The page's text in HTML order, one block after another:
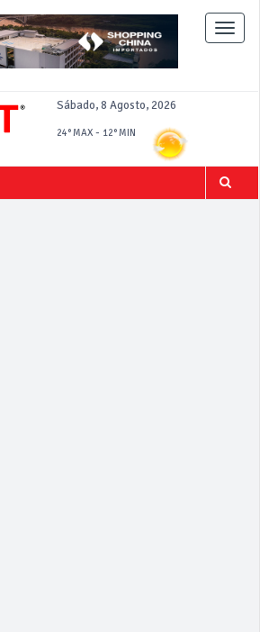
Sábado, 8 Agosto, 2026
24°MAX - 12°MIN
Toggle